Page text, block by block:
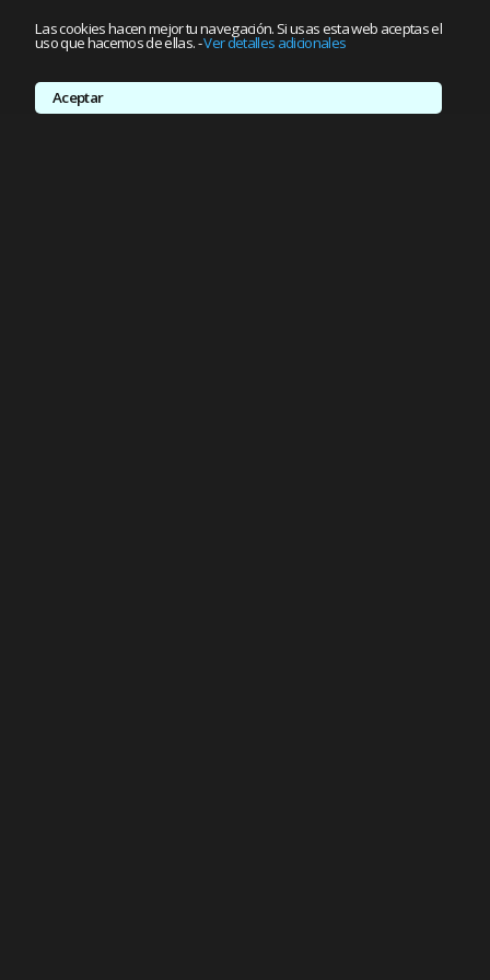
Las cookies hacen mejor tu navegación. Si usas esta web aceptas el
uso que hacemos de ellas.-Ver detalles adicionales
Aceptar